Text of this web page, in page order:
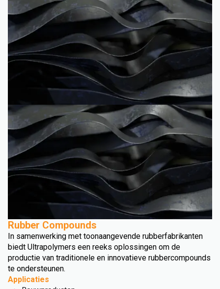
Rubber Compounds
In samenwerking met toonaangevende rubberfabrikanten
biedt Ultrapolymers een reeks oplossingen om de
productie van traditionele en innovatieve rubbercompounds
te ondersteunen.
Applicaties